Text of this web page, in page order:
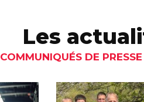
Les
COMMUNIQUÉS DE